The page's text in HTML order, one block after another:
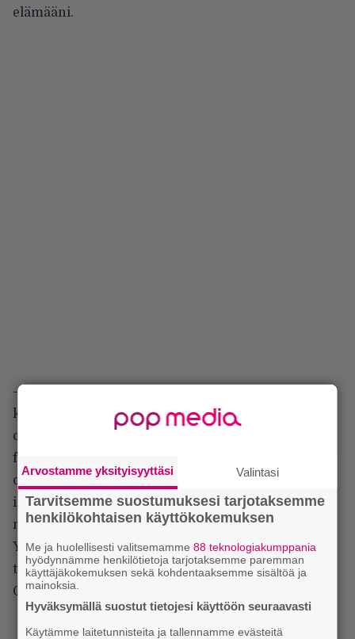
elämääni.
– En ole kuitenkaan koskaan opiskellut tai
kuunnellut norjalaista kansanmusiikkia. En siis
oikein ymmärrä, miksi musiikkiani kutsutaan
folkmusiikiksi – tai jopa neofolkiksi – , mutta
oikeastaan tuo on minulle se ja sama. Kaikelle pitää
ilmeisesti olla oma lokeronsa, ja kai minun
musiikkini sitten on ”synkkää pohjoista folkia”.
Yksi albumin merkittävimmistä piirteistä on sen
tekstittömyys. Ainoat lauletut sanat kuullaan
Garmin laulamalla kappaleella
Arvostamme yksityisyyttäsi Valintasi
Tarvitsemme suostumuksesi tarjotaksemme
henkilökohtaisen käyttökokemuksen
Me ja huolellisesti valitsemamme88 teknologiakumppania
hyödynnämme henkilötietoja tarjotaksemme paremman
käyttäjäkokemuksen sekä kohdentaaksemme sisältöä ja
mainoksia.
Hyväksymällä suostut tietojesi käyttöön seuraavasti
Käytämme laitetunnisteita ja tallennamme evästeitä